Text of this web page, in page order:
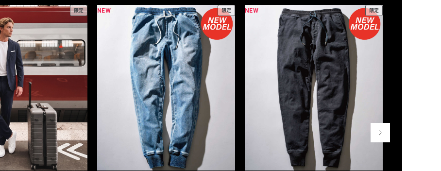
限定 NEW 限定 NEW 限定